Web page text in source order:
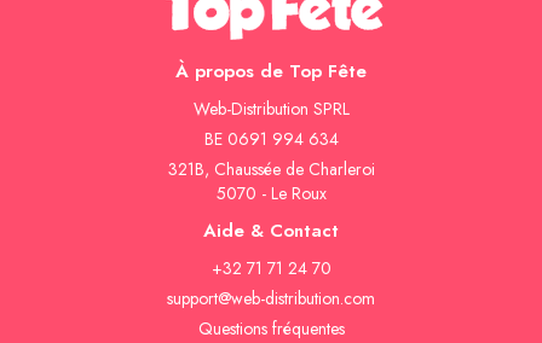
À propos de Top Fête
Web-Distribution SPRL
BE 0691 994 634
321B, Chaussée de Charleroi
5070 - Le Roux
Aide & Contact
+32 71 71 24 70
support@web-distribution.com
Questions fréquentes